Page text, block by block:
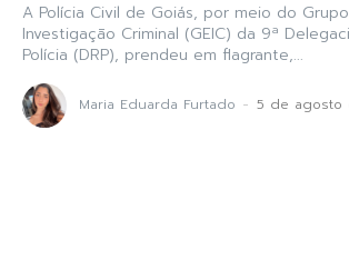
A Polícia Civil de Goiás, por meio do
Investigação Criminal (GEIC) da 9ª
Polícia (DRP), prendeu em flagrante,...
Maria Eduarda Furtado - 5 de agosto